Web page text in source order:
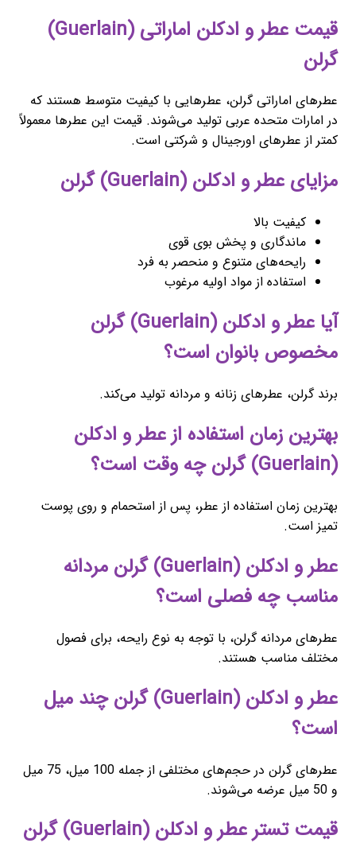
قیمت عطر و ادکلن اماراتی (Guerlain)
گرلن
عطرهای اماراتی گرلن، عطرهایی با کیفیت متوسط هستند که
در امارات متحده عربی تولید می‌شوند. قیمت این عطرها معمولاً
کمتر از عطرهای اورجینال و شرکتی است.
مزایای عطر و ادکلن (Guerlain) گرلن
کیفیت بالا
ماندگاری و پخش بوی قوی
رایحه‌های متنوع و منحصر به فرد
استفاده از مواد اولیه مرغوب
آیا عطر و ادکلن (Guerlain) گرلن
مخصوص بانوان است؟
برند گرلن، عطرهای زنانه و مردانه تولید می‌کند.
بهترین زمان استفاده از عطر و ادکلن
(Guerlain) گرلن چه وقت است؟
بهترین زمان استفاده از عطر، پس از استحمام و روی پوست
تمیز است.
عطر و ادکلن (Guerlain) گرلن مردانه
مناسب چه فصلی است؟
عطرهای مردانه گرلن، با توجه به نوع رایحه، برای فصول
مختلف مناسب هستند.
عطر و ادکلن (Guerlain) گرلن چند میل
است؟
عطرهای گرلن در حجم‌های مختلفی از جمله 100 میل، 75 میل
و 50 میل عرضه می‌شوند.
قیمت تستر عطر و ادکلن (Guerlain) گرلن